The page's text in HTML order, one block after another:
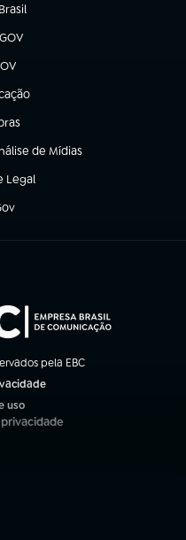
aba)
aba)
nova aba)
aba)
aba)
de Mídias
Legal
aba)
nova aba)
pela EBC
uso
aba)